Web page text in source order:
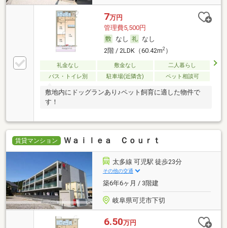
7万円
管理費5,500円
なし
なし
2階 / 2LDK（60.42m2）
礼金なし 敷金なし
二人暮らし
バス・トイレ別
駐車場(近隣含) ペット相談可
敷地内にドッグランあり♪ペット飼育に適した物件で
す！
賃貸マンション Ｗａｉｌｅａ Ｃｏｕｒｔ
太多線 可児駅 徒歩23分
その他の交通
築6年6ヶ月 / 3階建
岐阜県可児市下切
6.50万円